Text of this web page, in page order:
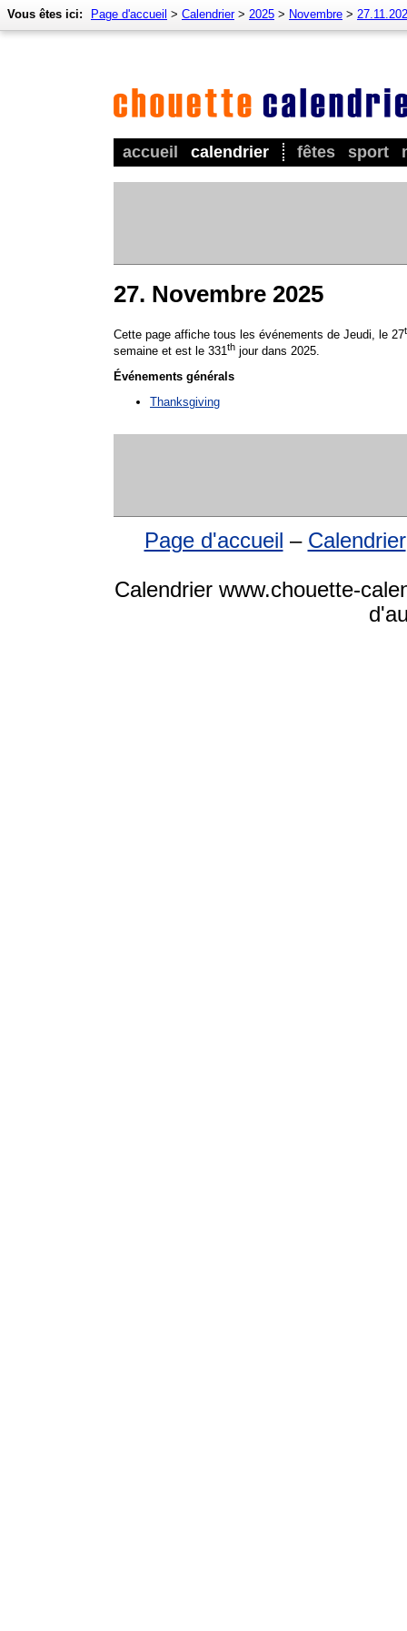
accueil calendrier fêtes sport
Vous êtes ici: Page d'accueil > Calendrier> 2025 > Novembre >
27. Novembre 2025
Cette page affiche tous les événements de Jeudi, le 27
semaine et est le 331th jour dans 2025.
Événements générals
Thanksgiving
Page d'accueil – Calendrier
Calendrier www.chouette-